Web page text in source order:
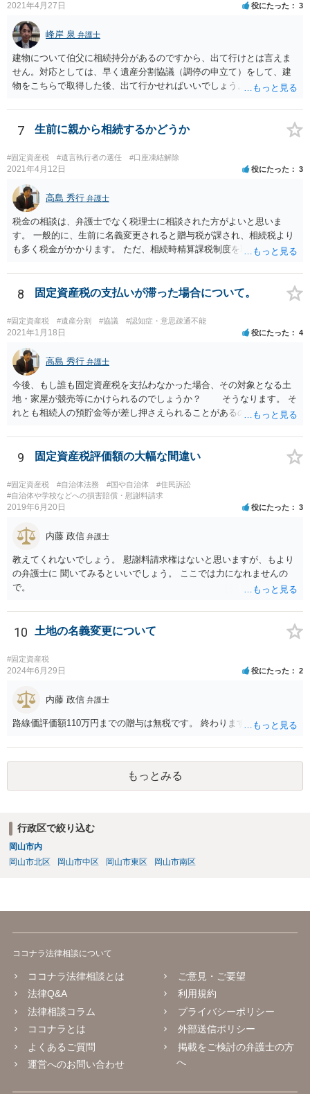
2021年4月27日 役にたった 3
峰岸 泉 弁護士
建物について伯父に相続持分があるのですから、出て行けとは言えま
せん。対応としては、早く遺産分割協議（調停の申立て）をして、建
物をこちらで取得した後、出て行かせればいいでしょう。 建物の固定
っていない部分については請求すればいいと思います。 なお、家賃に
ついては、お父様自身が遺産分割手続をしなかったのですから、あき
7 生前に親から相続するかどうか
#固定資産税 #遺言執行者の選任 #口座凍結解除
2021年4月12日 役にたった 3
高島 秀行 弁護士
税金の相談は、弁護士でなく税理士に相談された方がよいと思いま
す。 一般的に、生前に名義変更されると贈与税が課され、相続税より
も多く税金がかかります。 ただ、相続時精算課税制度を取れば、実質
ういう場合にどれくらい税金がかかるか計算してもらって どういう方
針を取るか決められたらよいと思います。
8 固定資産税の支払いが滞った場合について。
#固定資産税 #遺産分割 #協議 #認知症・意思疎通不能
2021年1月18日 役にたった 4
高島 秀行 弁護士
今後、もし誰も固定資産税を支払わなかった場合、その対象となる土
地・家屋が競売等にかけられるのでしょうか？ そうなります。 そ
れとも相続人の預貯金等が差し押さえられることがあるのでしょう
ます。 また、固定資産税は遺産分割協議が整わない限り、法定相続分
ではなくあくまで不可分債務（？）ということになって相続人全員、
で、相続人全員の責任となります。 あなたが立て替えておき、遺
産分割の際に精算するのがよいと思います。 遺産分割協議が進ま
ないのであれば、弁護士に相談して、遺産分割調停や審判を した
9 固定資産税評価額の大幅な間違い
#固定資産税 #自治体法務 #国や自治体
#住民訴訟
#自治体や学校などへの損害賠償・慰謝料請求
2019年6月20日 役にたった 3
内藤 政信 弁護士
教えてくれないでしょう。 慰謝料請求権はないと思いますが、もより
の弁護士に 聞いてみるといいでしょう。 ここでは力になれませんの
で。
10 土地の名義変更について
#固定資産税
2024年6月29日 役にたった 2
内藤 政信 弁護士
路線価評価額110万円までの贈与は無税です。 終わります。
もっとみる
行政区で絞り込む
岡山市内
岡山市北区
岡山市中区 岡山市東区 岡山市南区
ココナラ法律相談について
ココナラ法律相談とは
法律Q&A
法律相談コラム
ココナラとは
よくあるご質問
運営へのお問い合わせ
ご意見・ご要望
利用規約
プライバシーポリシー
外部送信ポリシー
掲載をご検討の弁護士の方
へ